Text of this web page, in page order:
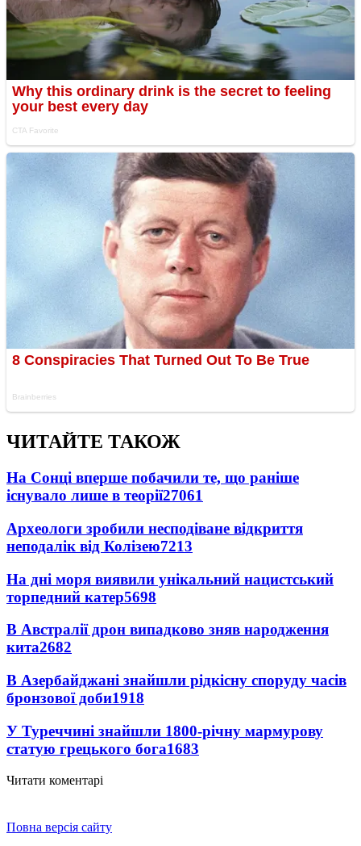
ЧИТАЙТЕ ТАКОЖ
На Сонці вперше побачили те, що раніше
існувало лише в теорії27061
Археологи зробили несподіване відкриття
неподалік від Колізею7213
На дні моря виявили унікальний нацистський
торпедний катер5698
В Австралії дрон випадково зняв народження
кита2682
В Азербайджані знайшли рідкісну споруду часів
бронзової доби1918
У Туреччині знайшли 1800-річну мармурову
статую грецького бога1683
Читати коментарі
Повна версія сайту